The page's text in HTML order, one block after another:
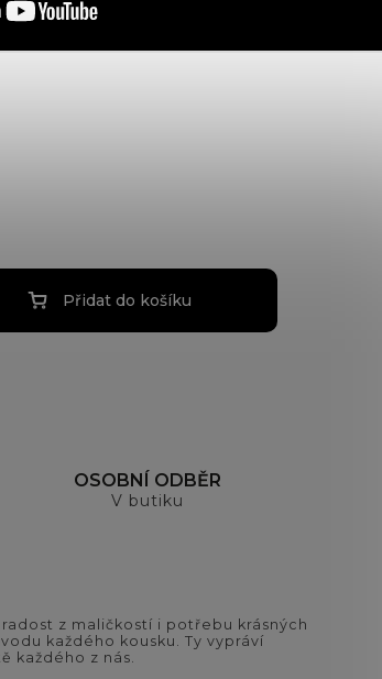
Přidat do košíku
OSOBNÍ ODBĚR
V butiku
z maličkostí i potřebu krásných
každého kousku. Ty vypráví
každého z nás.